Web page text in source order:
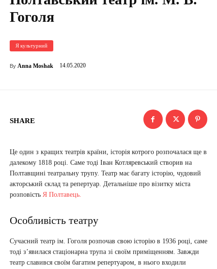
Гоголя
Я культурний
By Anna Moshak 14.05.2020
SHARE
Це один з кращих театрів країни, історія котрого розпочалася ще в
далекому 1818 році. Саме тоді Іван Котляревський створив на
Полтавщині театральну трупу. Театр має багату історію, чудовий
акторський склад та репертуар. Детальніше про візитку міста
розповість Я Полтавець.
Особливість театру
Сучасний театр ім. Гоголя розпочав свою історію в 1936 році, саме
тоді з’явилася стаціонарна трупа зі своїм приміщенням. Завжди
театр славився своїм багатим репертуаром, в нього входили